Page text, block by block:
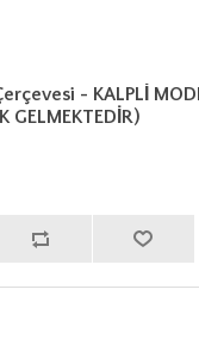
- KALPLİ
GELMEKTEDİR)